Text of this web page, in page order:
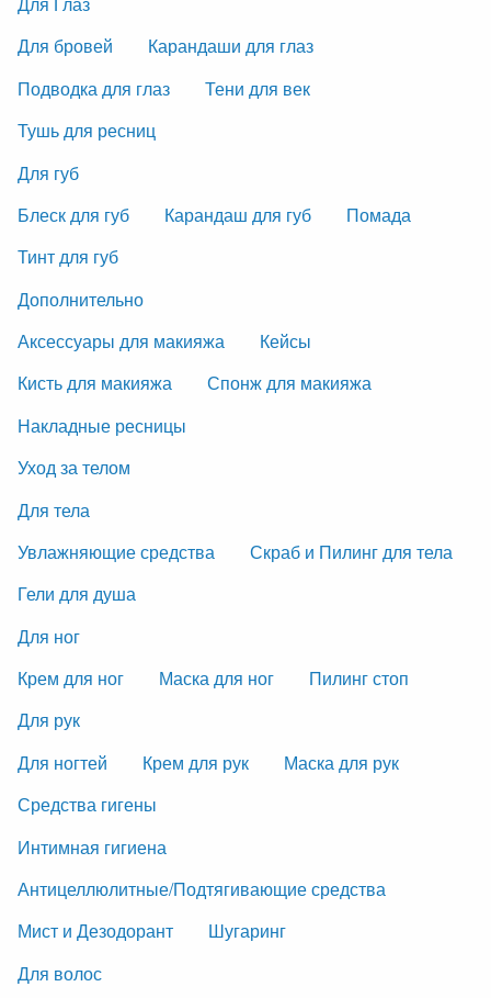
Для бровей
Карандаши для глаз
Подводка для глаз
Тени для век
Тушь для ресниц
Для губ
Блеск для губ
Карандаш для губ
Помада
Тинт для губ
Дополнительно
Аксессуары для макияжа
Кейсы
Кисть для макияжа
Спонж для макияжа
Накладные ресницы
Уход за телом
Для тела
Увлажняющие средства
Скраб и Пилинг для тела
Гели для душа
Для ног
Крем для ног
Маска для ног
Пилинг стоп
Для рук
Для ногтей
Крем для рук
Маска для рук
Средства гигены
Интимная гигиена
Антицеллюлитные/Подтягивающие средства
Мист и Дезодорант
Шугаринг
Для волос